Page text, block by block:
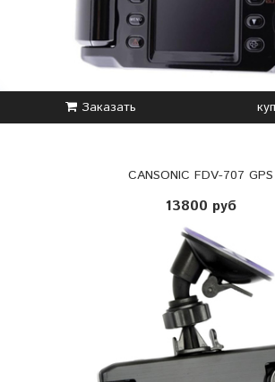
Заказать
CANSONIC FDV-707 GPS
13800 руб